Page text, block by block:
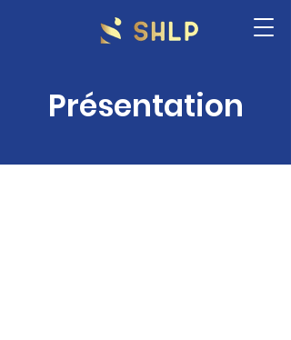
Présentation